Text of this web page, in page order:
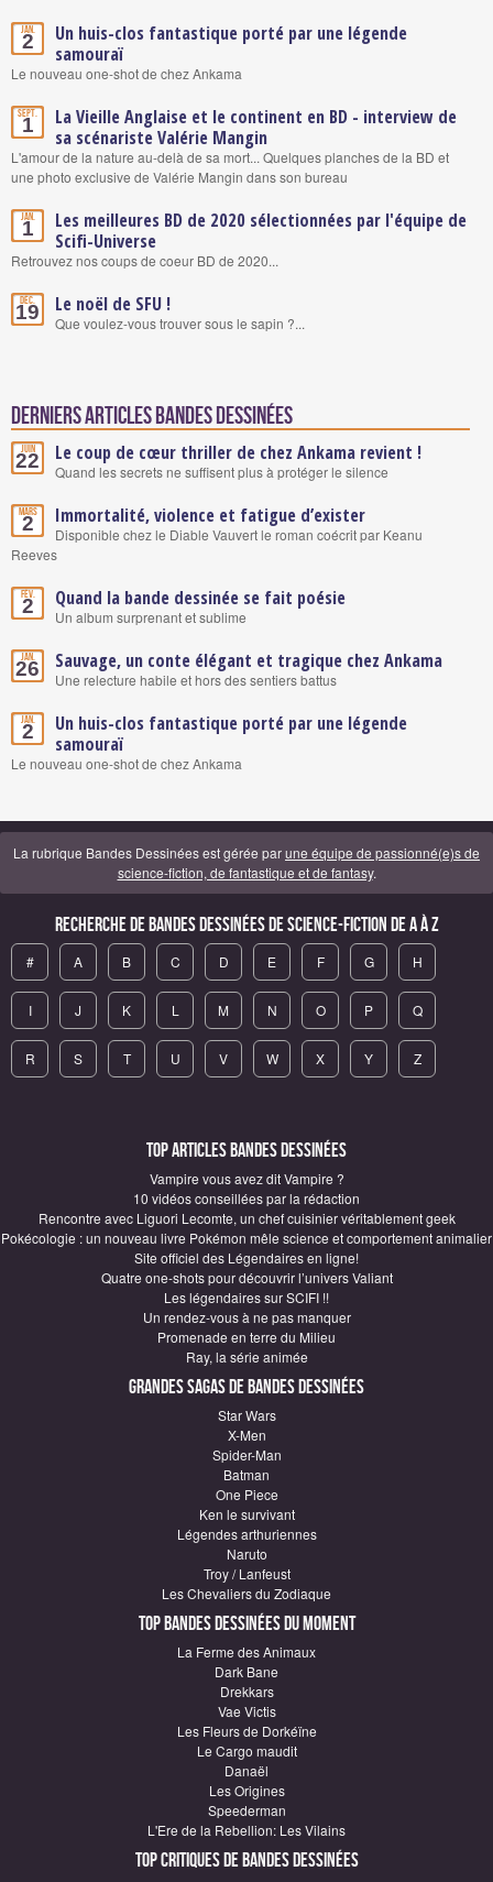
Jan.
2
Un huis-clos fantastique porté par une légende
samouraï
Le nouveau one-shot de chez Ankama
Sept.
1
La Vieille Anglaise et le continent en BD - interview de
sa scénariste Valérie Mangin
L'amour de la nature au-delà de sa mort... Quelques planches de la BD et
une photo exclusive de Valérie Mangin dans son bureau
Jan.
1
Les meilleures BD de 2020 sélectionnées par l'équipe de
Scifi-Universe
Retrouvez nos coups de coeur BD de 2020...
Déc.
19 Le noël de SFU !
Que voulez-vous trouver sous le sapin ?...
Derniers articles Bandes Dessinées
Juin
22 Le coup de cœur thriller de chez Ankama revient !
Quand les secrets ne suffisent plus à protéger le silence
Mars
2 Immortalité, violence et fatigue d’exister
Disponible chez le Diable Vauvert le roman coécrit par Keanu
Reeves
Fév.
2 Quand la bande dessinée se fait poésie
Un album surprenant et sublime
Jan.
26 Sauvage, un conte élégant et tragique chez Ankama
Une relecture habile et hors des sentiers battus
Jan.
2
Un huis-clos fantastique porté par une légende
samouraï
Le nouveau one-shot de chez Ankama
La rubrique Bandes Dessinées est gérée parune équipe de passionné(e)s de
science-fiction, de fantastique et de fantasy.
Recherche de Bandes Dessinées de science-fiction de A à Z
# A B C D E F G H
I J K L M N O P Q
R S T U V W X Y Z
Top articles Bandes Dessinées
Vampire vous avez dit Vampire ?
10 vidéos conseillées par la rédaction
Rencontre avec Liguori Lecomte, un chef cuisinier véritablement geek
Pokécologie : un nouveau livre Pokémon mêle science et comportement animalier
Site officiel des Légendaires en ligne!
Quatre one-shots pour découvrir l’univers Valiant
Les légendaires sur SCIFI !!
Un rendez-vous à ne pas manquer
Promenade en terre du Milieu
Ray, la série animée
Grandes sagas de Bandes Dessinées
Star Wars
X-Men
Spider-Man
Batman
One Piece
Ken le survivant
Légendes arthuriennes
Naruto
Troy / Lanfeust
Les Chevaliers du Zodiaque
Top Bandes Dessinées du moment
La Ferme des Animaux
Dark Bane
Drekkars
Vae Victis
Les Fleurs de Dorkéïne
Le Cargo maudit
Danaël
Les Origines
Speederman
L'Ere de la Rebellion: Les Vilains
Top critiques de Bandes Dessinées